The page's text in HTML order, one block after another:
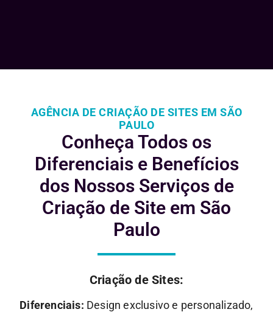
AGÊNCIA DE CRIAÇÃO DE SITES EM SÃO
PAULO
Conheça Todos os
Diferenciais e Benefícios
dos Nossos Serviços de
Criação de Site em São
Paulo
Criação de Sites:
Diferenciais: Design exclusivo e personalizado,